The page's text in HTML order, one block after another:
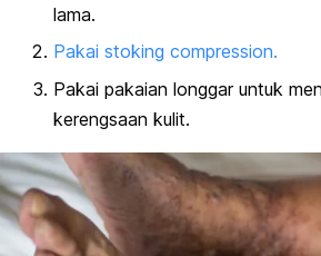
lama.
Pakai stoking compression.
Pakai pakaian longgar untuk
kerengsaan kulit.